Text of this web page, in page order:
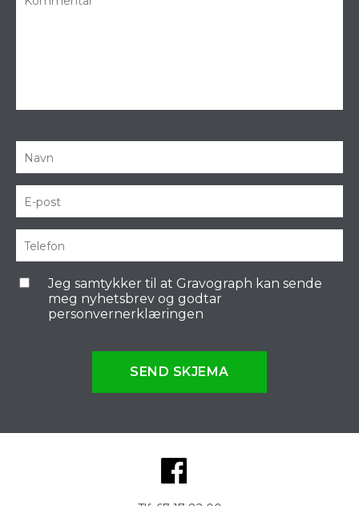
Jeg samtykker til at Gravograph kan sende
meg nyhetsbrev og godtar
personvernerklæringen
SEND SKJEMA